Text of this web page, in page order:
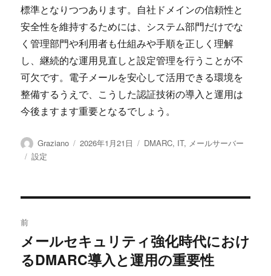
標準となりつつあります。自社ドメインの信頼性と
安全性を維持するためには、システム部門だけでな
く管理部門や利用者も仕組みや手順を正しく理解
し、継続的な運用見直しと設定管理を行うことが不
可欠です。電子メールを安心して活用できる環境を
整備するうえで、こうした認証技術の導入と運用は
今後ますます重要となるでしょう。
投
稿
Graziano
投
2026年1月21日
カ
DMARC, IT, メールサーバー
タ
設定
稿
ナ
前
前
の
メールセキュリティ強化時代におけ
るDMARC導入と運用の重要性